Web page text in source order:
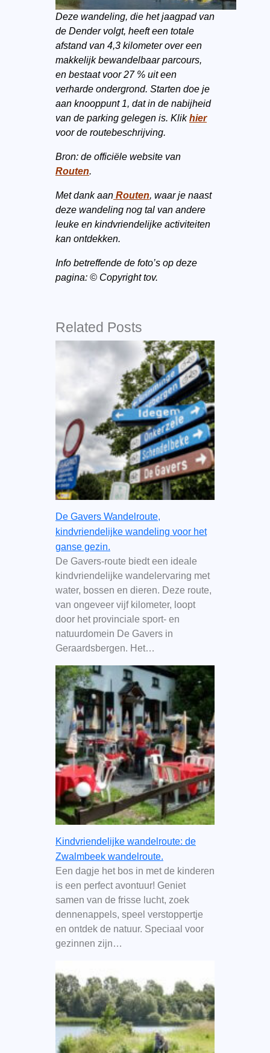
Deze wandeling, die het jaagpad van
de Dender volgt, heeft een totale
afstand van 4,3 kilometer over een
makkelijk bewandelbaar parcours,
en bestaat voor 27 % uit een
verharde ondergrond. Starten doe je
aan knooppunt 1, dat in de nabijheid
van de parking gelegen is. Klikhier
voor de routebeschrijving.
Bron: de officiële website van
Routen.
Met dank aanRouten, waar je naast
deze wandeling nog tal van andere
leuke en kindvriendelijke activiteiten
kan ontdekken.
Info betreffende de foto’s op deze
pagina: © Copyright tov.
Related Posts
De Gavers Wandelroute,
kindvriendelijke wandeling voor het
ganse gezin.
De Gavers-route biedt een ideale
kindvriendelijke wandelervaring met
water, bossen en dieren. Deze route,
van ongeveer vijf kilometer, loopt
door het provinciale sport- en
natuurdomein De Gavers in
Geraardsbergen. Het…
Kindvriendelijke wandelroute: de
Zwalmbeek wandelroute.
Een dagje het bos in met de kinderen
is een perfect avontuur! Geniet
samen van de frisse lucht, zoek
dennenappels, speel verstoppertje
en ontdek de natuur. Speciaal voor
gezinnen zijn…